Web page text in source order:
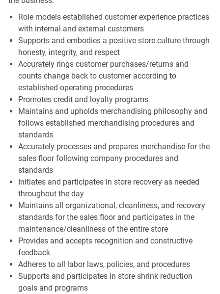
Role models established customer experience practices
with internal and external customers
Supports and embodies a positive store culture through
honesty, integrity, and respect
Accurately rings customer purchases/returns and
counts change back to customer according to
established operating procedures
Promotes credit and loyalty programs
Maintains and upholds merchandising philosophy and
follows established merchandising procedures and
standards
Accurately processes and prepares merchandise for the
sales floor following company procedures and
standards
Initiates and participates in store recovery as needed
throughout the day
Maintains all organizational, cleanliness, and recovery
standards for the sales floor and participates in the
maintenance/cleanliness of the entire store
Provides and accepts recognition and constructive
feedback
Adheres to all labor laws, policies, and procedures
Supports and participates in store shrink reduction
goals and programs